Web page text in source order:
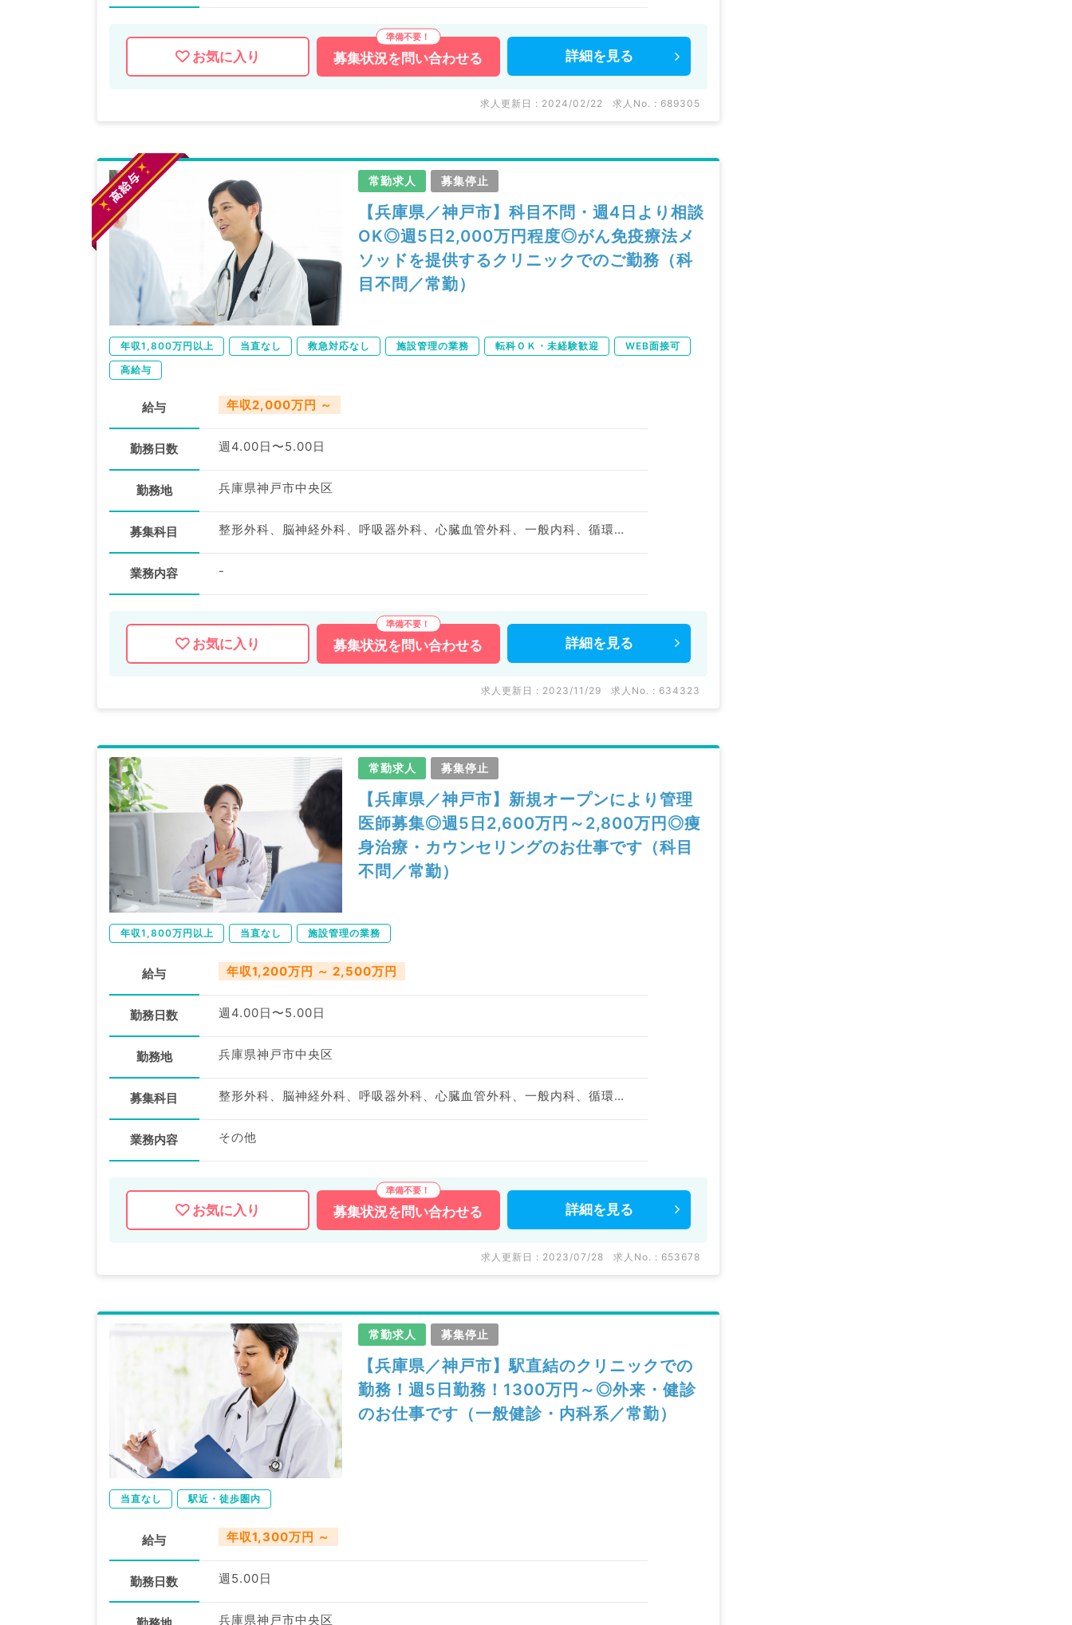
お気に入り 募集状況を 問い合わせる 詳細を 見る
求人更新日 : 2024/02/22 求人No. : 689305
常勤求人 募集停止
【兵庫県／神戸市】科目不問・週4日より相談
OK◎週5日2,000万円程度◎がん免疫療法メ
ソッドを提供するクリニックでのご勤務（科
目不問／常勤）
年収1,800万円以上 当直なし 救急対応なし 施設管理の業務 転科ＯＫ・未経験歓迎
WEB面接可
高給与
給与 年収2,000万円 ～
勤務日数 週4.00日〜5.00日
勤務地 兵庫県神戸市中央区
募集科目 整形外科、脳神経外科、呼吸器外科、心臓血管外科、一般内科、循環器内科、呼吸器内科、消化器内科、内分泌・代謝内科、腎臓内科、外科系全般、一般外科、消化器外科、科目不問
業務内容 -
お気に入り 募集状況を 問い合わせる 詳細を 見る
求人更新日 : 2023/11/29 求人No. : 634323
常勤求人 募集停止
【兵庫県／神戸市】新規オープンにより管理
医師募集◎週5日2,600万円～2,800万円◎痩
身治療・カウンセリングのお仕事です（科目
不問／常勤）
年収1,800万円以上 当直なし 施設管理の業務
給与 年収1,200万円 ～ 2,500万円
勤務日数 週4.00日〜5.00日
勤務地 兵庫県神戸市中央区
募集科目 整形外科、脳神経外科、呼吸器外科、心臓血管外科、一般内科、循環器内科、呼吸器内科、消化器内科、内分泌・代謝内科、腎臓内科、外科系全般、一般外科、消化器外科、科目不問
業務内容 その他
お気に入り 募集状況を 問い合わせる 詳細を 見る
求人更新日 : 2023/07/28 求人No. : 653678
常勤求人 募集停止
【兵庫県／神戸市】駅直結のクリニックでの
勤務！週5日勤務！1300万円～◎外来・健診
のお仕事です（一般健診・内科系／常勤）
当直なし 駅近・徒歩圏内
給与 年収1,300万円 ～
勤務日数 週5.00日
兵庫県神戸市中央区